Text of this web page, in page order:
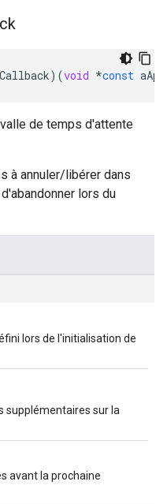
)(void *const
de temps d'attente
à annuler/libérer dans
lors du
lors de l'initialisation de
supplémentaires sur la
avant la prochaine